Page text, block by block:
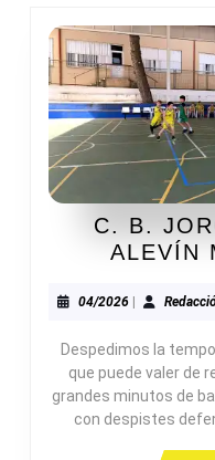
C. B.
ALEVÍN
04/202604/2026
Despedimos la
que puede valer de
grandes minutos de
con despistes